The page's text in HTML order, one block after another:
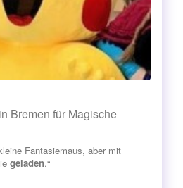
Bremen für Magische
Fantasiemaus, aber mit
geladen.“